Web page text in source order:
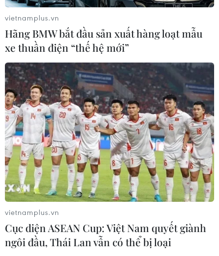
Khởi tố Chủ tịch Hội đồng quản trị,
Giám đốc Công ty cổ phần Mekolor
06/08/2026 09:06
Thêm một nhóm dàn cảnh cướp giật
tại khu Tân Huê Viên sa lưới
06/08/2026 05:57
Khẩn trường khám nghiệm
hiện trường, điều tra nguyên nhân
vụ cháy chợ Biên Hòa
06/08/2026 04:37
Nâng cao hiệu quả đấu tranh phòng,
vietnamplus.vn
Hãng BMW bắt đầu sản xuất hàng loạt mẫu
xe thuần điện “thế hệ mới”
vietnamplus.vn
Cục diện ASEAN Cup: Việt Nam quyết giành
ngôi đầu, Thái Lan vẫn có thể bị loại